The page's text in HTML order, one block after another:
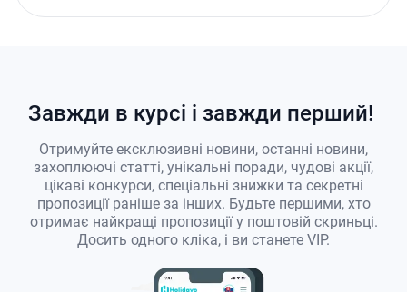
Завжди в курсі і завжди перший!
Отримуйте ексклюзивні новини, останні новини,
захоплюючі статті, унікальні поради, чудові акції,
цікаві конкурси, спеціальні знижки та секретні
пропозиції раніше за інших. Будьте першими, хто
отримає найкращі пропозиції у поштовій скриньці.
Досить одного кліка, і ви станете VIP.